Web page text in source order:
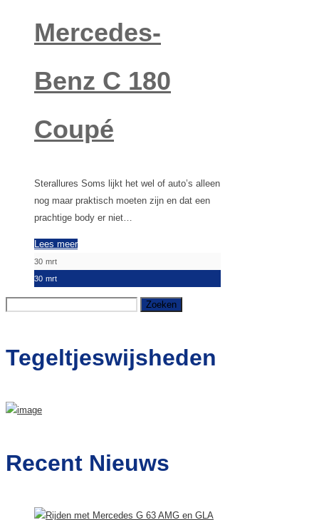
Mercedes-
Benz C 180
Coupé
Sterallures Soms lijkt het wel of auto’s alleen
nog maar praktisch moeten zijn en dat een
prachtige body er niet…
Lees meer
30 mrt
30 mrt
Tegeltjeswijsheden
Recent Nieuws